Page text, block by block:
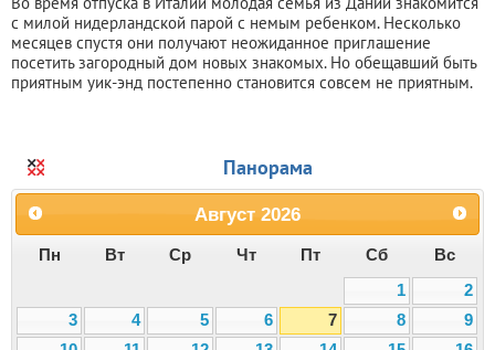
с милой нидерландской парой с немым ребенком. Несколько
месяцев спустя они получают неожиданное приглашение
посетить загородный дом новых знакомых. Но обещавший быть
приятным уик-энд постепенно становится совсем не приятным.
Панорама
Август 2026
Пн Вт Ср Чт Пт Сб
Вс
1
2
3
4 5 6 7 8
9